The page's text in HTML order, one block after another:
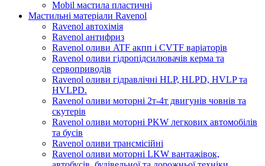
Mobil мастила пластичні
Мастильні матеріали Ravenol
Ravenol автохімія
Ravenol антифриз
Ravenol оливи ATF акпп і CVTF варіаторів
Ravenol оливи гідропідсилювачів керма та
сервоприводів
Ravenol оливи гідравлічні HLP, HLPD, HVLP та
HVLPD.
Ravenol оливи моторні 2т-4т двигунів човнів та
скутерів
Ravenol оливи моторні PKW легкових автомобілів
та бусів
Ravenol оливи трансмісійні
Ravenol оливи моторні LKW вантажівок,